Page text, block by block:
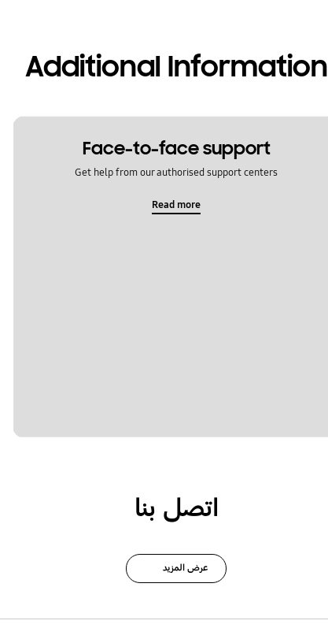
Additional Information
Face-to-face support
Get help from our authorised support centers
Read more
اتصل بنا
عرض المزيد